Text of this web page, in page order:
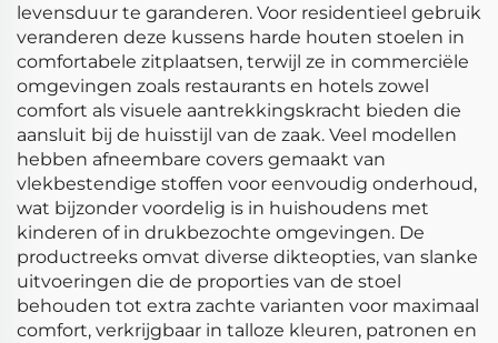
levensduur te garanderen. Voor residentieel gebruik
veranderen deze kussens harde houten stoelen in
comfortabele zitplaatsen, terwijl ze in commerciële
omgevingen zoals restaurants en hotels zowel
comfort als visuele aantrekkingskracht bieden die
aansluit bij de huisstijl van de zaak. Veel modellen
hebben afneembare covers gemaakt van
vlekbestendige stoffen voor eenvoudig onderhoud,
wat bijzonder voordelig is in huishoudens met
kinderen of in drukbezochte omgevingen. De
productreeks omvat diverse dikteopties, van slanke
uitvoeringen die de proporties van de stoel
behouden tot extra zachte varianten voor maximaal
comfort, verkrijgbaar in talloze kleuren, patronen en